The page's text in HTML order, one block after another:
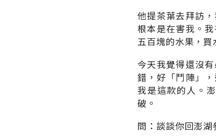
他提茶葉去拜訪
根本是在害我。
五百塊的水果，
今天我覺得還沒
錯，好「鬥陣」
我是這款的人。
破。
問：談談你回澎湖